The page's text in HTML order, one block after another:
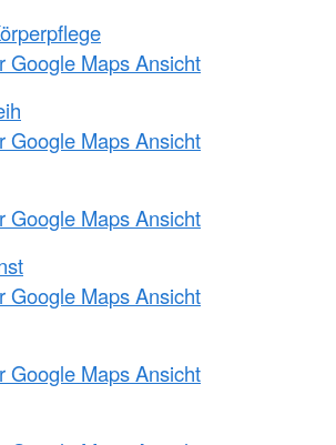
Google Maps Ansicht
Google Maps Ansicht
Google Maps Ansicht
Google Maps Ansicht
Google Maps Ansicht